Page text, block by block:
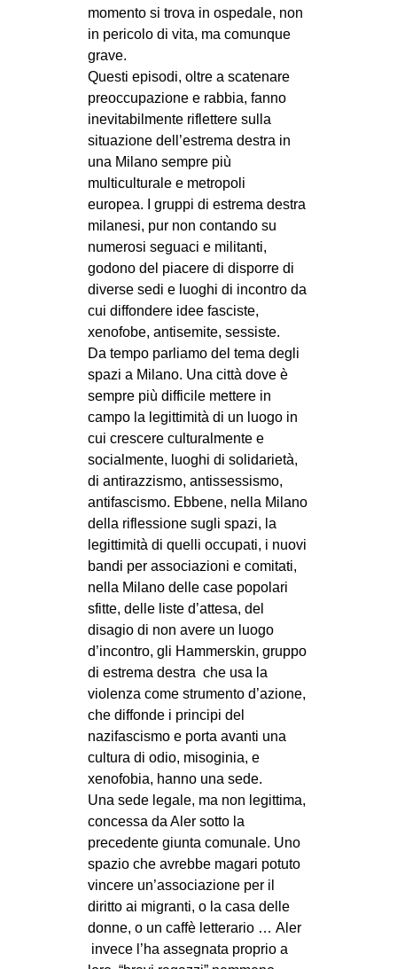
AFRICA
AMERICHE
ESTREMO ORIENTE
EUROPA
MEDIO ORIENTE
MONDO
EVENTI
Fb
tw
bsky
ms
SEARCH
momento si trova in ospedale, non
in pericolo di vita, ma comunque
grave.
Questi episodi, oltre a scatenare
preoccupazione e rabbia, fanno
inevitabilmente riflettere sulla
situazione dell’estrema destra in
una Milano sempre più
multiculturale e metropoli
europea. I gruppi di estrema destra
milanesi, pur non contando su
numerosi seguaci e militanti,
godono del piacere di disporre di
diverse sedi e luoghi di incontro da
cui diffondere idee fasciste,
xenofobe, antisemite, sessiste.
Da tempo parliamo del tema degli
spazi a Milano. Una città dove è
sempre più difficile mettere in
campo la legittimità di un luogo in
cui crescere culturalmente e
socialmente, luoghi di solidarietà,
di antirazzismo, antissessismo,
antifascismo. Ebbene, nella Milano
della riflessione sugli spazi, la
legittimità di quelli occupati, i nuovi
bandi per associazioni e comitati,
nella Milano delle case popolari
sfitte, delle liste d’attesa, del
disagio di non avere un luogo
d’incontro, gli Hammerskin, gruppo
di estrema destra che usa la
violenza come strumento d’azione,
che diffonde i principi del
nazifascismo e porta avanti una
cultura di odio, misoginia, e
xenofobia, hanno una sede.
Una sede legale, ma non legittima,
concessa da Aler sotto la
precedente giunta comunale. Uno
spazio che avrebbe magari potuto
vincere un’associazione per il
diritto ai migranti, o la casa delle
donne, o un caffè letterario … Aler
invece l’ha assegnata proprio a